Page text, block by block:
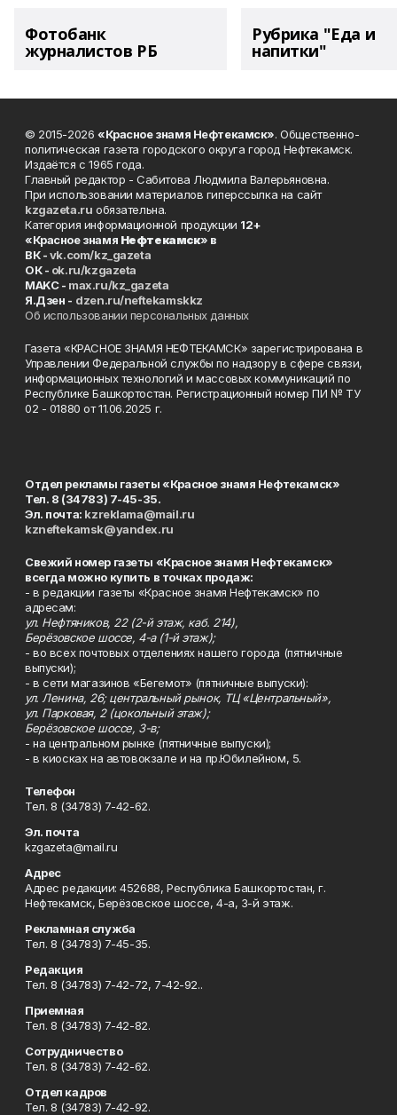
Фотобанк
журналистов РБ
Рубрика "Еда и
напитки"
© 2015-2026 «Красное знамя Нефтекамск». Общественно-
политическая газета городского округа город Нефтекамск.
Издаётся с 1965 года.
Главный редактор - Сабитова Людмила Валерьяновна.
При использовании материалов гиперссылка на сайт
kzgazeta.ru обязательна.
Категория информационной продукции 12+
«Красное знамя Нефтекамск» в
ВК -vk.com/kz_gazeta
ОК - ok.ru/kzgazeta
MAKC - max.ru/kz_gazeta
Я.Дзен - dzen.ru/neftekamskkz
Об использовании персональных данных
Газета «КРАСНОЕ ЗНАМЯ НЕФТЕКАМСК» зарегистрирована в
Управлении Федеральной службы по надзору в сфере связи,
информационных технологий и массовых коммуникаций по
Республике Башкортостан. Регистрационный номер ПИ № ТУ
02 - 01880 от 11.06.2025 г.
Отдел рекламы газеты «Красное знамя Нефтекамск»
Тел. 8 (34783) 7-45-35.
Эл. почта: kzreklama@mail.ru
kzneftekamsk@yandex.ru
Свежий номер газеты «Красное знамя Нефтекамск»
всегда можно купить в точках продаж:
- в редакции газеты «Красное знамя Нефтекамск» по
адресам:
ул. Нефтяников, 22 (2-й этаж, каб. 214),
Берёзовское шоссе, 4-а (1-й этаж);
- во всех почтовых отделениях нашего города (пятничные
выпуски);
- в сети магазинов «Бегемот» (пятничные выпуски):
ул. Ленина, 26; центральный рынок, ТЦ «Центральный»,
ул. Парковая, 2 (цокольный этаж);
Берёзовское шоссе, 3-в;
- на центральном рынке (пятничные выпуски);
- в киосках на автовокзале и на пр.Юбилейном, 5.
Телефон
Тел. 8 (34783) 7-42-62.
Эл. почта
kzgazeta@mail.ru
Адрес
Адрес редакции: 452688, Республика Башкортостан, г.
Нефтекамск, Берёзовское шоссе, 4-а, 3-й этаж.
Рекламная служба
Тел. 8 (34783) 7-45-35.
Редакция
Тел. 8 (34783) 7-42-72, 7-42-92..
Приемная
Тел. 8 (34783) 7-42-82.
Сотрудничество
Тел. 8 (34783) 7-42-62.
Отдел кадров
Тел. 8 (34783) 7-42-92.